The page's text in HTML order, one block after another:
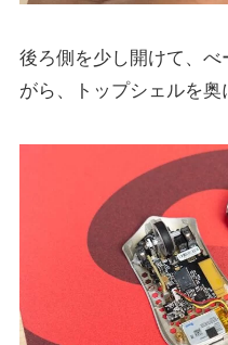
後ろ側を少し開けて、
がら、トップシェルを奥